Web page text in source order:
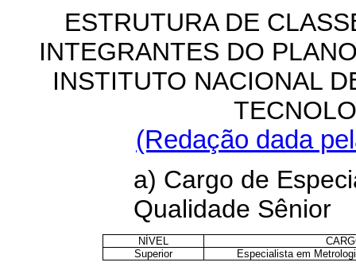
ESTRUTURA DE
INTEGRANTES DO
INSTITUTO NACIONAL
(Redação dada
a) Cargo de
Qualidade Sênior
NÍVEL
Superior
Especialista em